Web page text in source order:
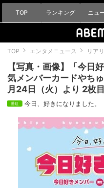
TOP ランキング ニュ
TOP エンタメニュース リア
【写真・画像】「今日
気メンバーカードやち
月24日（火）より 2枚目
今日、好きになりました。